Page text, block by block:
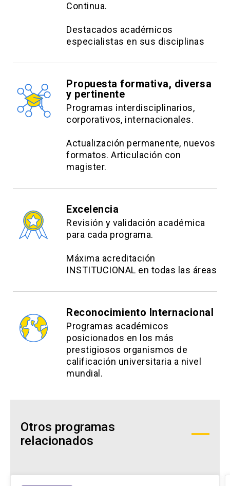
Continua.
Destacados académicos
especialistas en sus disciplinas
Propuesta formativa, diversa
y pertinente
Programas interdisciplinarios,
corporativos, internacionales.
Actualización permanente, nuevos
formatos. Articulación con
magister.
Excelencia
Revisión y validación académica
para cada programa.
Máxima acreditación
INSTITUCIONAL en todas las áreas
Reconocimiento Internacional
Programas académicos
posicionados en los más
prestigiosos organismos de
calificación universitaria a nivel
mundial.
Otros programas
relacionados